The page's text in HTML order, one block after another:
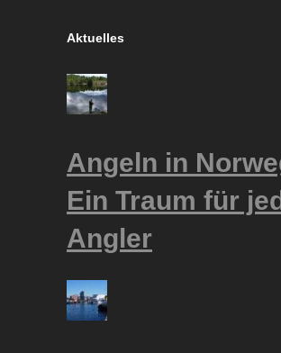
Aktuelles
Angeln in
Ein Traum für
Angler